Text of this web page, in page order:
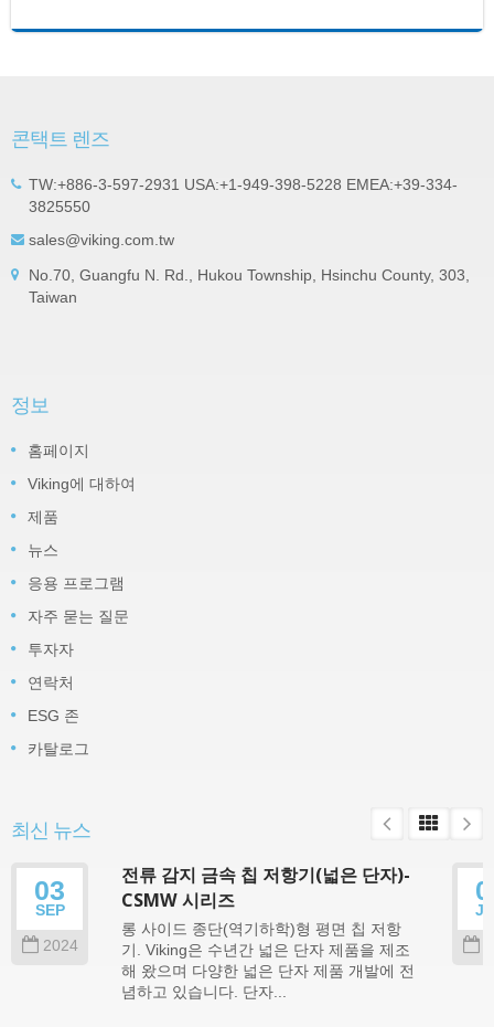
콘택트 렌즈
TW:+886-3-597-2931 USA:+1-949-398-5228 EMEA:+39-334-
3825550
sales@viking.com.tw
No.70, Guangfu N. Rd., Hukou Township, Hsinchu County, 303,
Taiwan
정보
홈페이지
Viking에 대하여
제품
뉴스
응용 프로그램
자주 묻는 질문
투자자
연락처
ESG 존
카탈로그
최신 뉴스
03
SEP
2024
전류 감지 금속 칩 저항기(넓은 단자)-
CSMW 시리즈
롱 사이드 종단(역기하학)형 평면 칩 저항
기. Viking은 수년간 넓은 단자 제품을 제조
해 왔으며 다양한 넓은 단자 제품 개발에 전
념하고 있습니다. 단자...